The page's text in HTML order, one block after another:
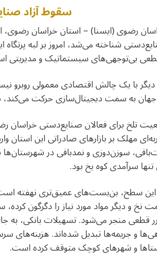
سقوط آزاد
رضوی (ایسنا) – استان خراسان رضوی،
شناخته می‌شد، امروز بر لبه‌
بی‌توجهی‌های سیستماتیک و مدیریتی
دیگر با یک چالش اقتصادی معمولی روبرو
به سمت دیجیتال‌سازی حرکت می‌کند،
تلخ برای فعالان صنایع‌دستی خراسان
مهلک بر بازارهای صادراتی این استان
سوزن‌دوزی و نمدبافی در شهرستان‌ها
تنها سرآمدی کوه یخ بود.
این سطح، بن‌بست‌های عمیق‌تری نهفته است
نخ و دیگر مواد مورد نیاز را دگرگون کرده،
قطعی منجر می‌شود. تسهیلات بانکی، به جای
و جریمه‌ها تبدیل شده‌اند. هزینه‌های
و شهرهای کوچک متوقف کرده است.